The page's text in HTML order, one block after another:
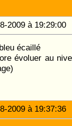
2009 à
écaillé
évoluer au
2009 à